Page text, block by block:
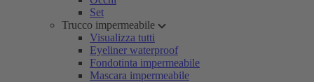
Set
Trucco impermeabile
Visualizza tutti
Eyeliner waterproof
Fondotinta impermeabile
Mascara impermeabile